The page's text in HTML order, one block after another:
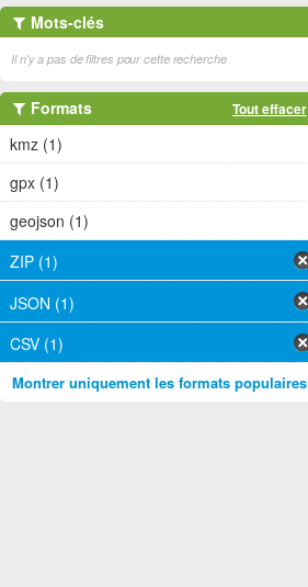
Mots-clés
Il n'y a pas de filtres pour cette recherche
Formats Tout effacer
kmz (1)
gpx (1)
geojson (1)
ZIP (1)
JSON (1)
CSV (1)
Montrer uniquement les formats populaires